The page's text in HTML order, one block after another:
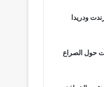
ودريدا
حول الصراع